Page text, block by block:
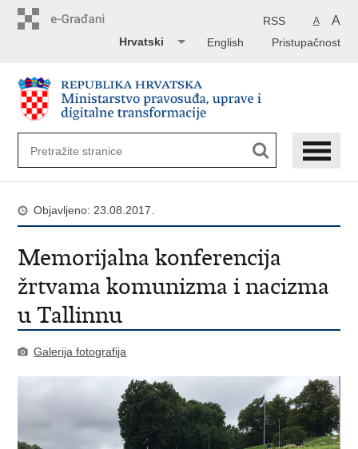
A A
RSS
Pristupačnost
English
Hrvatski
Objavljeno: 23.08.2017.
Memorijalna konferencija
žrtvama komunizma i nacizma
u Tallinnu
Galerija fotografija